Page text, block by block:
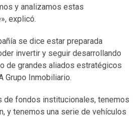
y analizamos estas
explicó.
se dice estar preparada
invertir y seguir desarrollando
de grandes aliados estratégicos
Grupo Inmobiliario.
de fondos institucionales, tenemos
y tenemos una serie de vehículos